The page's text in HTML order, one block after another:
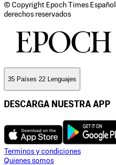
© Copyright Epoch Times Español
derechos reservados
35 Países 22 Lenguajes
DESCARGA NUESTRA APP
Terminos y condiciones
Quienes somos